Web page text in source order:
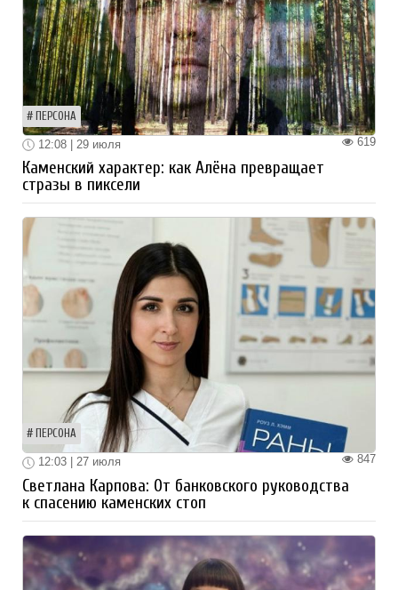
ПЕРСОНА
619
12:08 | 29 июля
Каменский характер: как Алёна превращает
стразы в пиксели
ПЕРСОНА
847
12:03 | 27 июля
Светлана Карпова: От банковского руководства
к спасению каменских стоп